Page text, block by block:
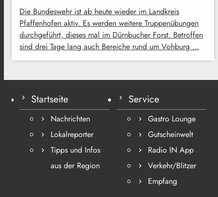
Die Bundeswehr ist ab heute wieder im Landkreis
Pfaffenhofen aktiv. Es werden weitere Truppenübungen
durchgeführt, dieses mal im Dürnbucher Forst. Betroffen
sind drei Tage lang auch Bereiche rund um Vohburg …
Startseite
Nachrichten
Lokalreporter
Tipps und Infos
aus der Region
Service
Gastro Lounge
Gutscheinwelt
Radio IN App
Verkehr/Blitzer
Empfang